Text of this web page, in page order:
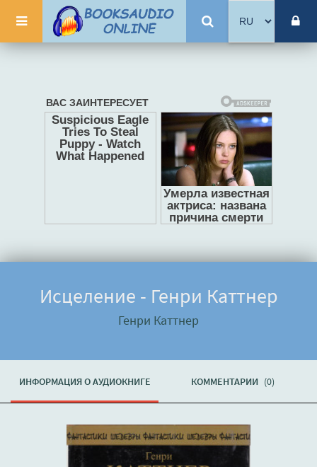
Исцеление - Генри Каттнер
Генри Каттнер
ИНФОРМАЦИЯ О АУДИОКНИГЕ КОММЕНТАРИИ (0)